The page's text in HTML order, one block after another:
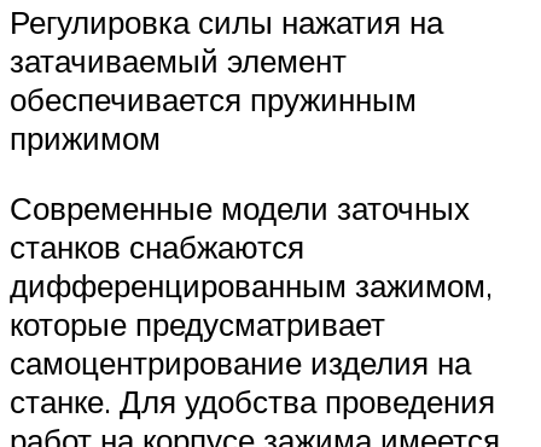
Регулировка силы нажатия на
затачиваемый элемент
обеспечивается пружинным
прижимом
Современные модели заточных
станков снабжаются
дифференцированным зажимом,
которые предусматривает
самоцентрирование изделия на
станке. Для удобства проведения
работ на корпусе зажима имеется